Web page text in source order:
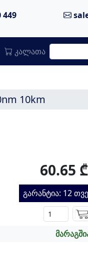
449
კალათა
10km
60.65 ₾
გარანტია: 12 თვე